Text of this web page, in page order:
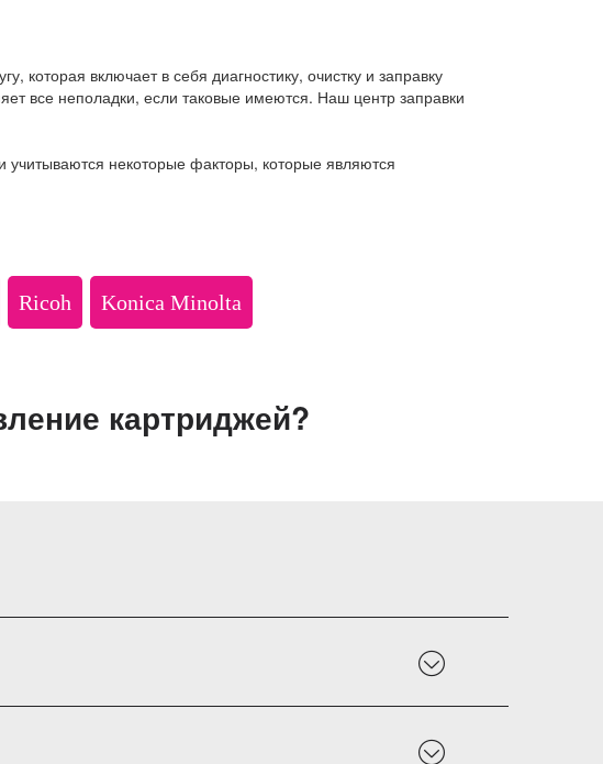
включает в себя диагностику, очистку и заправку
все неполадки, если таковые имеются. Наш центр заправки
учитываются некоторые факторы, которые являются
Ricoh Konica Minolta
картриджей?